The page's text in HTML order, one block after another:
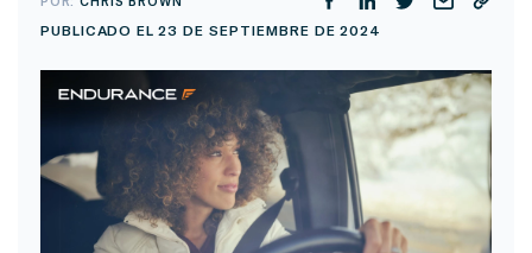
PUBLICADO EL 23 DE SEPTIEMBRE DE 2024